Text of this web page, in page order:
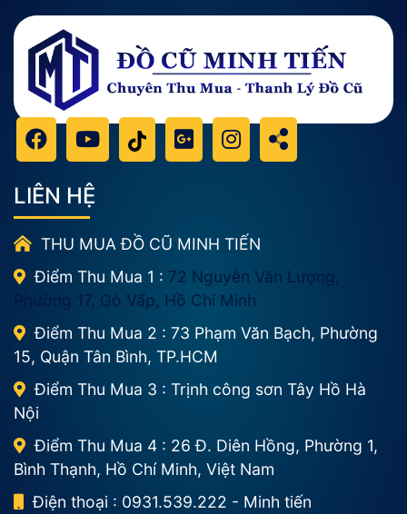
LIÊN HỆ
THU MUA ĐỒ CŨ MINH TIẾN
Điểm Thu Mua 1 : 72 Nguyễn Văn Lượng,
Phường 17, Gò Vấp, Hồ Chí Minh
Điểm Thu Mua 2 : 73 Phạm Văn Bạch, Phường
15, Quận Tân Bình, TP.HCM
Điểm Thu Mua 3 : Trịnh công sơn Tây Hồ Hà
Nội
Điểm Thu Mua 4 : 26 Đ. Diên Hồng, Phường 1,
Bình Thạnh, Hồ Chí Minh, Việt Nam
Điện thoại : 0931.539.222 - Minh tiến